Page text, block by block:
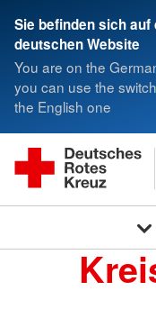
Sie befinden sich auf
deutschen Website
You are on the
you can use the
the English one